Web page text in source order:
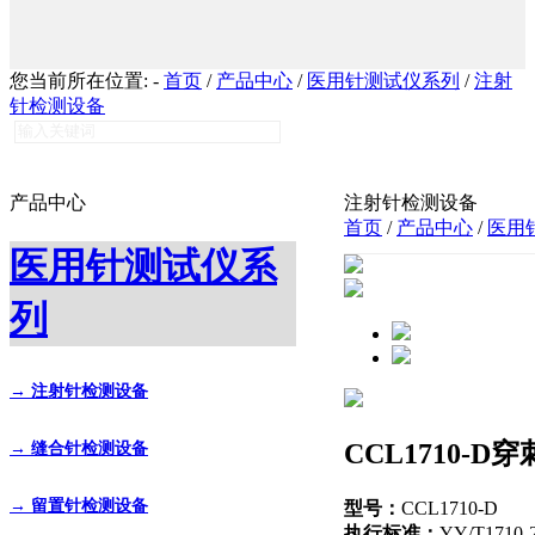
您当前所在位置: - 首页 / 产品中心 / 医用针测试仪系列 /注射
针检测设备
产品中心
医用针测试仪系
列
→ 注射针检测设备
→ 缝合针检测设备
→ 留置针检测设备
注射针检测设备
首页 / 产品中心 / 医用
CCL1710-D穿
型号： CCL1710-D